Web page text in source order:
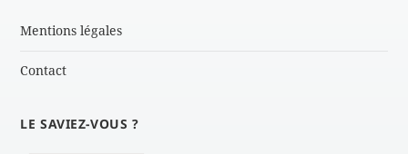
Mentions légales
Contact
LE SAVIEZ-VOUS ?